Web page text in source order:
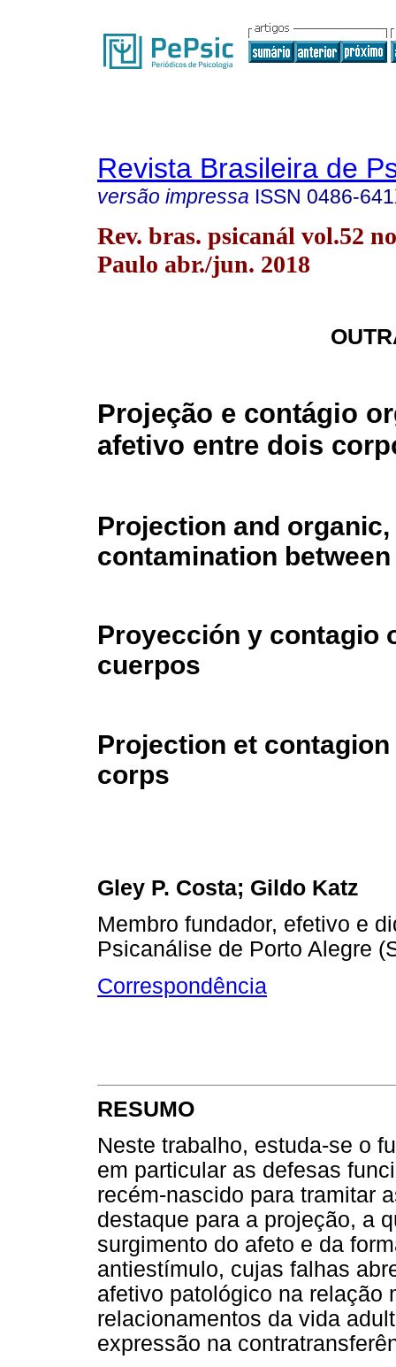
Revista Brasileira de
versão impressa ISSN 0486-
Rev. bras. psicanál vol.52
Paulo abr./jun. 2018
Projeção e contágio
afetivo entre dois
Projection and
contamination
Proyección y contagio
cuerpos
Projection et
corps
Gley P. Costa; Gildo Katz
Membro fundador, efetivo e
Psicanálise de Porto Alegre
Correspondência
RESUMO
Neste trabalho, estuda-se o
em particular as defesas
recém-nascido para tramitar
destaque para a projeção, a
surgimento do afeto e da
antiestímulo, cujas falhas
afetivo patológico na relação
relacionamentos da vida
expressão na